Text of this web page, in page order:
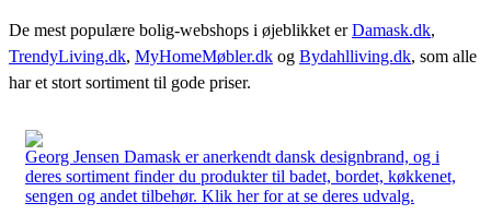
De mest populære bolig-webshops i øjeblikket erDamask.dk,
TrendyLiving.dk, MyHomeMøbler.dk og Bydahlliving.dk, som alle
har et stort sortiment til gode priser.
Georg Jensen Damask er anerkendt dansk designbrand, og i
deres sortiment finder du produkter til badet, bordet, køkkenet,
sengen og andet tilbehør. Klik her for at se deres udvalg.